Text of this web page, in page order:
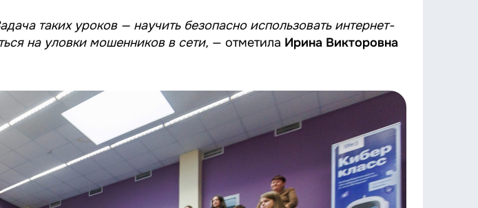
таких уроков — научить безопасно использовать интернет-
на уловки мошенников в сети, — отметила Ирина Викторовна